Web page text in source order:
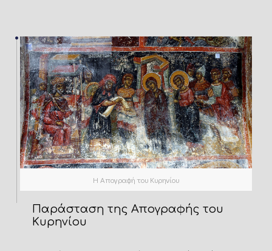
Η Απογραφή του Κυρηνίου
Παράσταση της Απογραφής του
Κυρηνίου